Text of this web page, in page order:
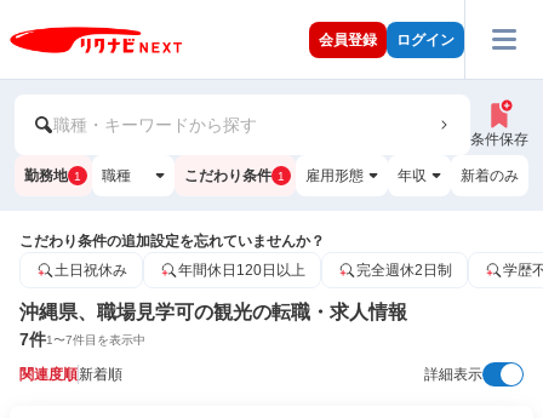
会員登録 ログイン
職種・キーワードから探す
条件保存
勤務地 1 職種 こだわり条件 1 雇用形態 年収 新着のみ
こだわり条件の追加設定を忘れていませんか？
土日祝休み
年間休日120日以上 完全週休2日制 学歴
沖縄県、職場見学可の観光の転職・求人情報
7件1〜7件目を表示中
関連度順新着順 詳細表示